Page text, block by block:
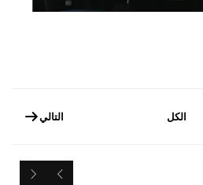
الكل التالي